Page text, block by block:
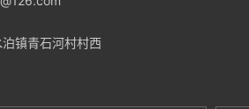
镇青石河村村西